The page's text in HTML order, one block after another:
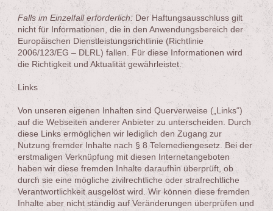
Falls im Einzelfall erforderlich: Der Haftungsausschluss gilt
nicht für Informationen, die in den Anwendungsbereich der
Europäischen Dienstleistungsrichtlinie (Richtlinie
2006/123/EG – DLRL) fallen. Für diese Informationen wird
die Richtigkeit und Aktualität gewährleistet.
Links
Von unseren eigenen Inhalten sind Querverweise („Links“)
auf die Webseiten anderer Anbieter zu unterscheiden. Durch
diese Links ermöglichen wir lediglich den Zugang zur
Nutzung fremder Inhalte nach § 8 Telemediengesetz. Bei der
erstmaligen Verknüpfung mit diesen Internetangeboten
haben wir diese fremden Inhalte daraufhin überprüft, ob
durch sie eine mögliche zivilrechtliche oder strafrechtliche
Verantwortlichkeit ausgelöst wird. Wir können diese fremden
Inhalte aber nicht ständig auf Veränderungen überprüfen und